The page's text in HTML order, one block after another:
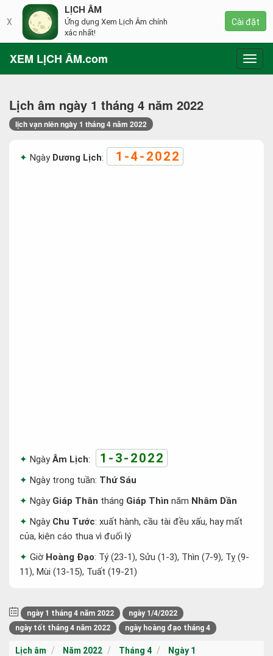
XEM LỊCH ÂM.com
Lịch âm ngày 1 tháng 4 năm 2022
lịch vạn niên ngày 1 tháng 4 năm 2022
Ngày Dương Lịch: 1-4-2022
NgàyÂm Lịch: 1-3-2022
Ngày trong tuần: Thứ Sáu
Ngày Giáp Thân tháng Giáp Thìn năm Nhâm Dần
Ngày Chu Tước: xuất hành, cầu tài đều xấu, hay mất
của, kiện cáo thua vì đuối lý
Giờ Hoàng Đạo: Tý (23-1), Sửu (1-3), Thìn (7-9), Tỵ (9-
11), Mùi (13-15), Tuất (19-21)
ngày 1 tháng 4 năm 2022
ngày 1/4/2022
ngày tốt tháng 4 năm 2022
ngày hoàng đạo tháng 4
Lịch âm Năm 2022 Tháng 4 Ngày 1
X
LỊCH ÂM
Ứng dụng Xem Lịch Âm chính
xác nhất!
Cài đặt